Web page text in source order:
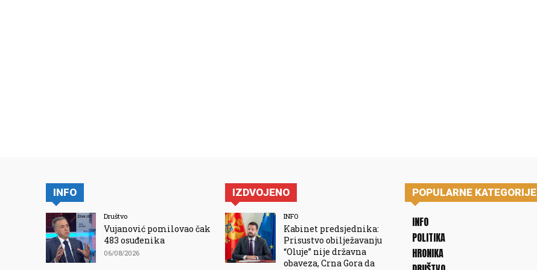
INFO
Društvo
Vujanović pomilovao čak
483 osuđenika
06/08/2026
IZDVOJENO
INFO
Kabinet predsjednika:
Prisustvo obilježavanju
“Oluje” nije državna
obaveza, Crna Gora da
POPULARNE KATEGORIJE
INFO
POLITIKA
HRONIKA